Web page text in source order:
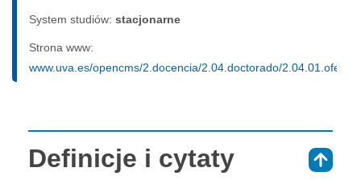
System studiów: sta­cjo­nar­ne
Strona www:
www.uva.es/opencms/2.docencia/2.04.doctorado/
Definicje i cytaty